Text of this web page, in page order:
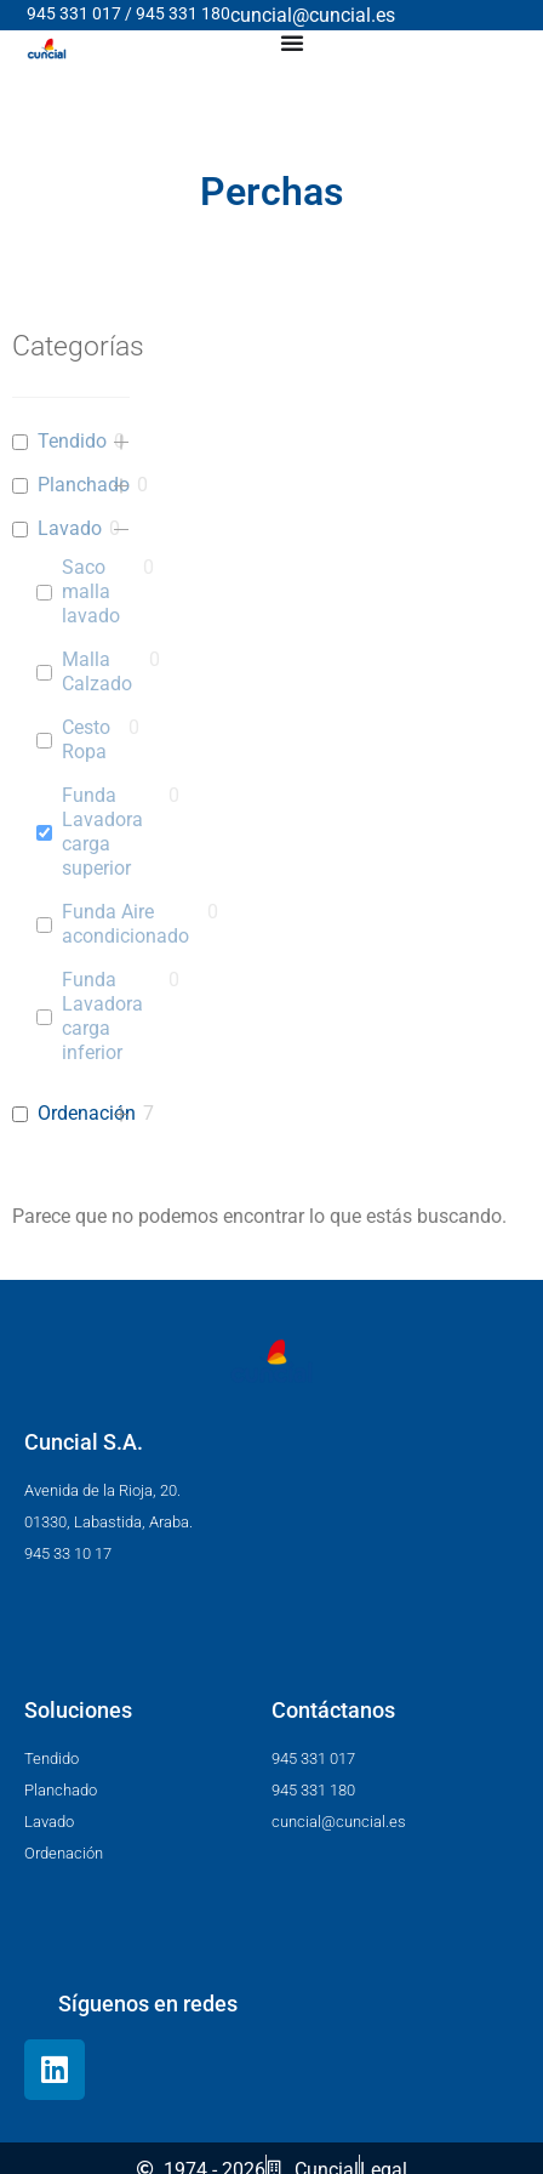
945 331 017 / 945 331 180cuncial@cuncial.es
Perchas
Categorías
Tendido 0
Planchado 0
Lavado 0
Saco
malla
lavado
Malla
Calzado
Cesto
Ropa
Funda
Lavadora
carga
superior
Funda Aire
acondicionado
Funda
Lavadora
carga
inferior
Ordenación 7
Parece que no podemos encontrar lo que estás buscando.
Cuncial S.A.
Avenida de la Rioja, 20.
01330, Labastida, Araba.
945 33 10 17
Soluciones
Tendido
Planchado
Lavado
Ordenación
Contáctanos
945 331 017
945 331 180
cuncial@cuncial.es
Síguenos en redes
1974 - 2026 CuncialLegal